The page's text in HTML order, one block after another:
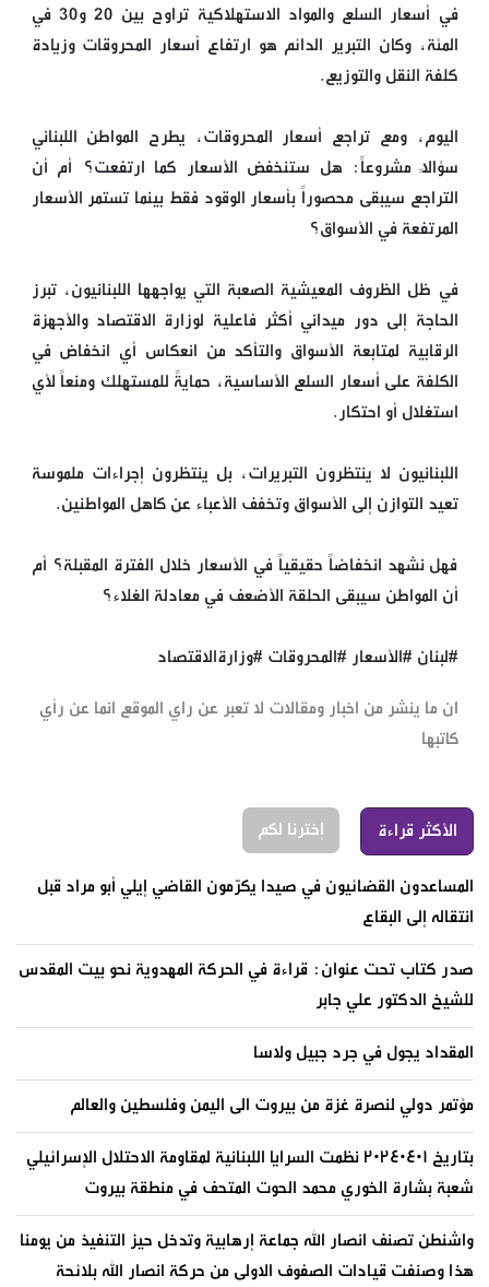
في أسعار السلع والمواد الاستهلاكية تراوح بين 20 و30 في
المئة، وكان التبرير الدائم هو ارتفاع أسعار المحروقات وزيادة
كلفة النقل والتوزيع.
اليوم، ومع تراجع أسعار المحروقات، يطرح المواطن اللبناني
سؤالاً مشروعاً: هل ستنخفض الأسعار كما ارتفعت؟ أم أن
التراجع سيبقى محصوراً بأسعار الوقود فقط بينما تستمر الأسعار
المرتفعة في الأسواق؟
في ظل الظروف المعيشية الصعبة التي يواجهها اللبنانيون، تبرز
الحاجة إلى دور ميداني أكثر فاعلية لوزارة الاقتصاد والأجهزة
الرقابية لمتابعة الأسواق والتأكد من انعكاس أي انخفاض في
الكلفة على أسعار السلع الأساسية، حمايةً للمستهلك ومنعاً لأي
استغلال أو احتكار.
اللبنانيون لا ينتظرون التبريرات، بل ينتظرون إجراءات ملموسة
تعيد التوازن إلى الأسواق وتخفف الأعباء عن كاهل المواطنين.
فهل نشهد انخفاضاً حقيقياً في الأسعار خلال الفترة المقبلة؟ أم
أن المواطن سيبقى الحلقة الأضعف في معادلة الغلاء؟
#لبنان #الأسعار #المحروقات #وزارةالاقتصاد
ان ما ينشر من اخبار ومقالات لا تعبر عن راي الموقع انما عن رأي
كاتبها
الأكثر قراءة إخترنا لكم
المساعدون القضائيون في صيدا يكرّمون القاضي إيلي أبو مراد قبل
انتقاله إلى البقاع
صدر كتاب تحت عنوان: قراءة في الحركة المهدوية نحو بيت المقدس
للشيخ الدكتور علي جابر
المقداد يجول في جرد جبيل ولاسا
مؤتمر دولي لنصرة غزة من بيروت الى اليمن وفلسطين والعالم
بتاريخ ٢٠٢٤٠٤٠١ نظمت السرايا اللبنانية لمقاومة الاحتلال الإسرائيلي
شعبة بشارة الخوري محمد الحوت المتحف في منطقة بيروت
واشنطن تصنف انصار الله جماعة إرهابية وتدخل حيز التنفيذ من يومنا
هذا وصنفت قيادات الصفوف الاولى من حركة انصار الله بلائحة